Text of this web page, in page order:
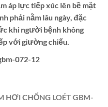
áp lực tiếp xúc lên bề mặt
phải nằm lâu ngày, đặc
khi người bệnh không
với giường chiếu.
HƠI CHỐNG LOÉT GBM-